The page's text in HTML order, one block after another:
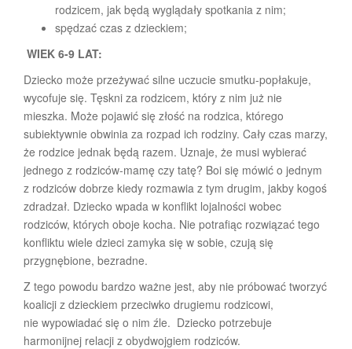
rodzicem, jak będą wyglądały spotkania z nim;
spędzać czas z dzieckiem;
WIEK 6-9 LAT:
Dziecko może przeżywać silne uczucie smutku-popłakuje,
wycofuje się. Tęskni za rodzicem, który z nim już nie
mieszka. Może pojawić się złość na rodzica, którego
subiektywnie obwinia za rozpad ich rodziny. Cały czas marzy,
że rodzice jednak będą razem. Uznaje, że musi wybierać
jednego z rodziców-mamę czy tatę? Boi się mówić o jednym
z rodziców dobrze kiedy rozmawia z tym drugim, jakby kogoś
zdradzał. Dziecko wpada w konflikt lojalności wobec
rodziców, których oboje kocha. Nie potrafiąc rozwiązać tego
konfliktu wiele dzieci zamyka się w sobie, czują się
przygnębione, bezradne.
Z tego powodu bardzo ważne jest, aby nie próbować tworzyć
koalicji z dzieckiem przeciwko drugiemu rodzicowi,
nie wypowiadać się o nim źle. Dziecko potrzebuje
harmonijnej relacji z obydwojgiem rodziców.